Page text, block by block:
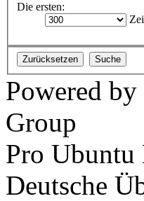
Die ersten:
Powered by
Group
Pro
Deutsche